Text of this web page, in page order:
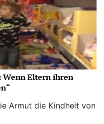
Wenn Eltern ihren
Armut die Kindheit von